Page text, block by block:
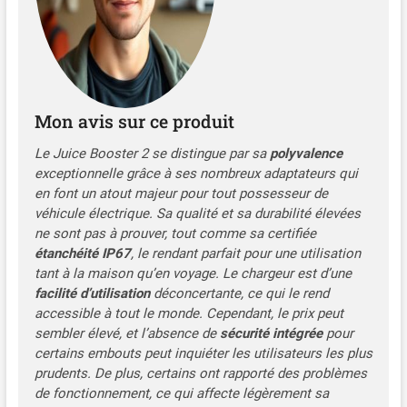
Branchez-le directement sur
plus de 30 types de prises
avec les adaptateurs
fournis. Pas besoin
à la maison ou en
déplacement. Recharge
rapide et puissante :
Profitez d’une recharge
rapide jusqu’à 22 kW
(triphasé) ou 7.4 kW
(monophasé), et chargez
jusqu’à 80 % en 3 heures,
selon la capacité de la
batterie. Conçu pour durer
– Robuste et fiable :
Résistant aux chocs,
étanche (IP67), et
supportant jusqu’à 3
tonnes. Fonctionne de
Mon avis sur ce produit
Le Juice Booster 2 se distingue par sa polyvalence
exceptionnelle grâce à ses nombreux adaptateurs qui
en font un atout majeur pour tout possesseur de
véhicule électrique. Sa qualité et sa durabilité élevées
ne sont pas à prouver, tout comme sa certifiée
étanchéité IP67, le rendant parfait pour une utilisation
tant à la maison qu’en voyage. Le chargeur est d’une
facilité d’utilisationdéconcertante, ce qui le rend
accessible à tout le monde. Cependant, le prix peut
sembler élevé, et l’absence de sécurité intégréepour
certains embouts peut inquiéter les utilisateurs les plus
prudents. De plus, certains ont rapporté des problèmes
de fonctionnement, ce qui affecte légèrement sa